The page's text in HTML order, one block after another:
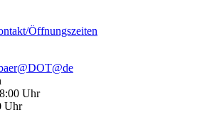
Öffnungszeiten
Uhr
Uhr